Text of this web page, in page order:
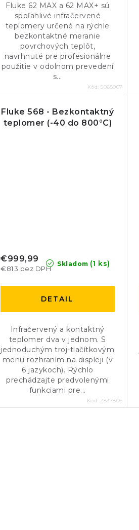
Fluke 62 MAX a 62 MAX+ sú
spoľahlivé infračervené
teplomery určené na rýchle
bezkontaktné meranie
povrchových teplôt,
navrhnuté pre profesionálne
použitie v odolnom prevedení
s...
Kód:5065907
Fluke 568 - Bezkontaktný
teplomer (-40 do 800°C)
Skladom (1 ks)
€813 bez DPH
€999,99
DETAIL
Infračervený a kontaktný
teplomer dva v jednom. S
jednoduchým troj-tlačítkovým
menu rozhraním na displeji (v
6 jazykoch). Rýchlo
prechádzajte predvolenými
funkciami pre...
Kód:2837806